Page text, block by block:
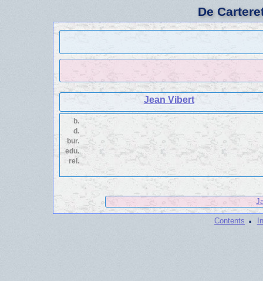
De
Jean Vibert
b.
d.
bur.
edu.
rel.
Contents ·